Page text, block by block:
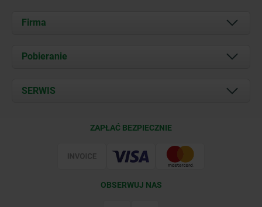
Firma
O nas
Kontakt
Pobieranie
Documents
SERWIS
ZAPŁAĆ BEZPIECZNIE
OBSERWUJ NAS